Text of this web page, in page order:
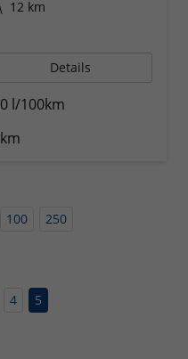
12 km
Details
l/100km
100 250
4 5